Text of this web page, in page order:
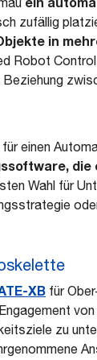
zufällig
in
Robot
einen
die
Wahl für
XB für
zu